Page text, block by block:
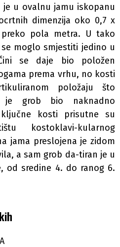
je u ovalnu jamu iskopanu
dimenzija oko 0,7 x
pola metra. U tako
moglo smjestiti jedino u
se daje bio položen
prema vrhu, no kosti
položaju što
grob bio naknadno
kosti prisutne su
kostoklavi-kularnog
jama preslojena je zidom
a sam grob da-tiran je u
od sredine 4. do ranog 6.